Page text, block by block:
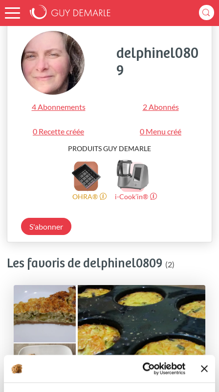
Accueil delphinel0809
delphinel080
9
4 Abonnements 2 Abonnés
0 Recette créée 0 Menu créé
PRODUITS GUY DEMARLE
OHRA® i-Cook’in®
S'abonner
Les favoris de delphinel0809 (2)